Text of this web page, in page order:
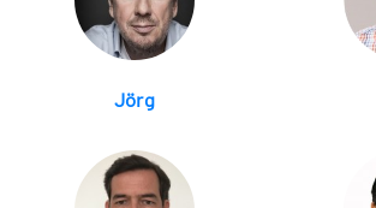
Jörg